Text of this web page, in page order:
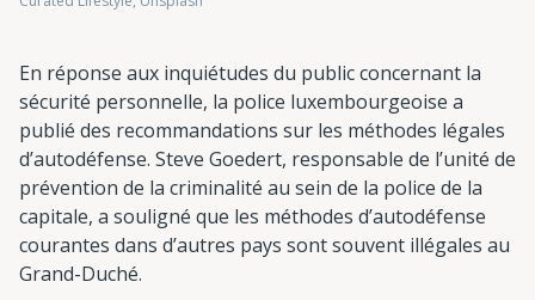
En réponse aux inquiétudes du public concernant la
sécurité personnelle, la police luxembourgeoise a
publié des recommandations sur les méthodes légales
d’autodéfense. Steve Goedert, responsable de l’unité de
prévention de la criminalité au sein de la police de la
capitale, a souligné que les méthodes d’autodéfense
courantes dans d’autres pays sont souvent illégales au
Grand-Duché.